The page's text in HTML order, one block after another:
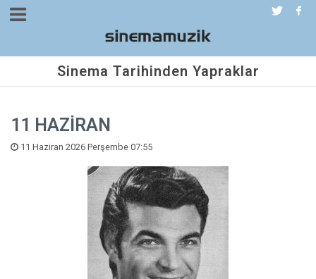
Sinema Tarihinden Yapraklar
11 HAZİRAN
11 Haziran 2026 Perşembe 07:55